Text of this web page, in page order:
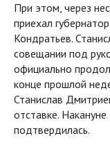
При этом, через
приехал
Кондратьев.
совещании под
официально
конце прошлой
Станислав
отставке.
подтвердилась.